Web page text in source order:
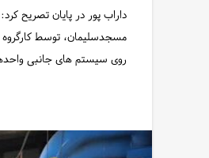
داراب پور در پایان تصریح
مسجدسلیمان، توسط کارگروه
روی سیستم های جانبی